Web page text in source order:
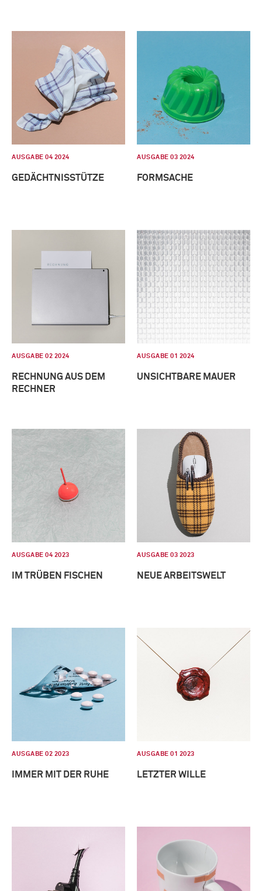
AUSGABE 04 2024
GEDÄCHTNISSTÜTZE
AUSGABE 03 2024
FORMSACHE
AUSGABE 02 2024
RECHNUNG AUS DEM
RECHNER
AUSGABE 01 2024
UNSICHTBARE MAUER
AUSGABE 04 2023
IM TRÜBEN FISCHEN
AUSGABE 03 2023
NEUE ARBEITSWELT
AUSGABE 02 2023
IMMER MIT DER RUHE
AUSGABE 01 2023
LETZTER WILLE